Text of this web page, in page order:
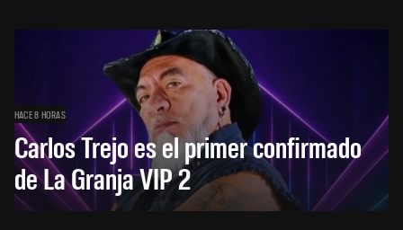
HACE 8 HORAS
Carlos Trejo es el primer confirmado
de La Granja VIP 2